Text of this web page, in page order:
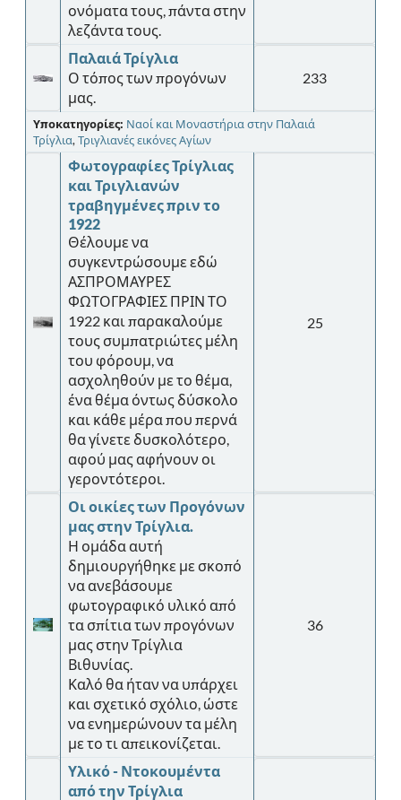
ονόματα τους, πάντα στην
λεζάντα τους.
Παλαιά Τρίγλια
Ο τόπος των προγόνων
μας.
233
Υποκατηγορίες: Ναοί και Μοναστήρια στην Παλαιά
Τρίγλια, Τριγλιανές εικόνες Αγίων
Φωτογραφίες Τρίγλιας
και Τριγλιανών
τραβηγμένες πριν το
1922
Θέλουμε να
συγκεντρώσουμε εδώ
ΑΣΠΡΟΜΑΥΡΕΣ
ΦΩΤΟΓΡΑΦΙΕΣ ΠΡΙΝ ΤΟ
1922 και παρακαλούμε
τους συμπατριώτες μέλη
του φόρουμ, να
ασχοληθούν με το θέμα,
ένα θέμα όντως δύσκολο
και κάθε μέρα που περνά
θα γίνετε δυσκολότερο,
αφού μας αφήνουν οι
γεροντότεροι.
25
Οι οικίες των Προγόνων
μας στην Τρίγλια.
Η ομάδα αυτή
δημιουργήθηκε με σκοπό
να ανεβάσουμε
φωτογραφικό υλικό από
τα σπίτια των προγόνων
μας στην Τρίγλια
Βιθυνίας.
Καλό θα ήταν να υπάρχει
και σχετικό σχόλιο, ώστε
να ενημερώνουν τα μέλη
με το τι απεικονίζεται.
36
Υλικό - Ντοκουμέντα
από την Τρίγλια